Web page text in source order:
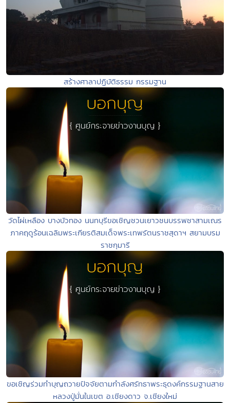
สร้างศาลาปฏิบัติธรรม กรรมฐาน
วัดไผ่เหลือง บางบัวทอง นนทบุรีขอเชิญชวนเยาวชนบรรพชาสามเณร
ภาคฤดูร้อนเฉลิมพระเกียรติสมเด็จพระเทพรัตนราชสุดาฯ สยามบรม
ราชกุมารี
ขอเชิญร่วมทำบุญถวายปัจจัยตามกำลังศรัทธาพระธุดงค์กรรมฐานสาย
หลวงปู่มั่นในเขต อ.เชียงดาว จ.เชียงใหม่